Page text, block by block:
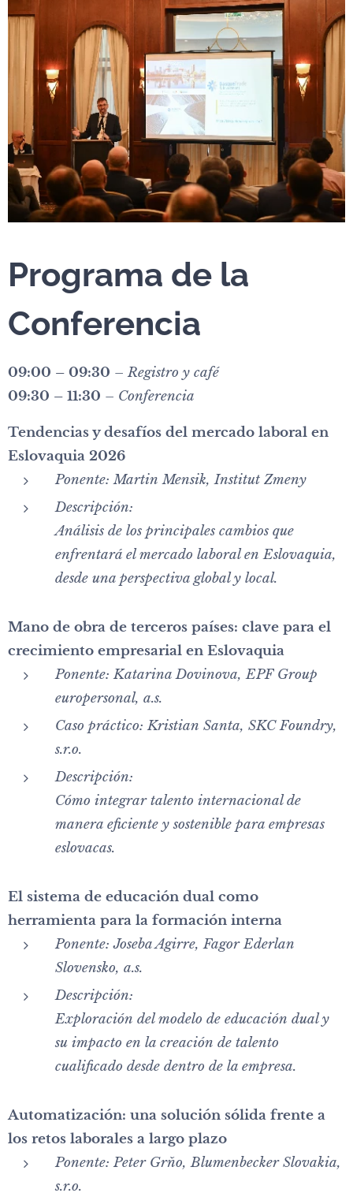
Programa de la
Conferencia
09:00 – 09:30 –Registro y café
09:30 – 11:30 – Conferencia
Tendencias y desafíos del mercado laboral en
Eslovaquia 2026
Ponente:Martin Mensik, Institut Zmeny
Descripción:
Análisis de los principales cambios que
enfrentará el mercado laboral en Eslovaquia,
desde una perspectiva global y local.
Mano de obra de terceros países: clave para el
crecimiento empresarial en Eslovaquia
Ponente:Katarina Dovinova, EPF Group
europersonal, a.s.
Caso práctico:Kristian Santa, SKC Foundry,
s.r.o.
Descripción:
Cómo integrar talento internacional de
manera eficiente y sostenible para empresas
eslovacas.
El sistema de educación dual como
herramienta para la formación interna
Ponente:Joseba Agirre, Fagor Ederlan
Slovensko, a.s.
Descripción:
Exploración del modelo de educación dual y
su impacto en la creación de talento
cualificado desde dentro de la empresa.
Automatización: una solución sólida frente a
los retos laborales a largo plazo
Ponente:Peter Grňo, Blumenbecker Slovakia,
s.r.o.